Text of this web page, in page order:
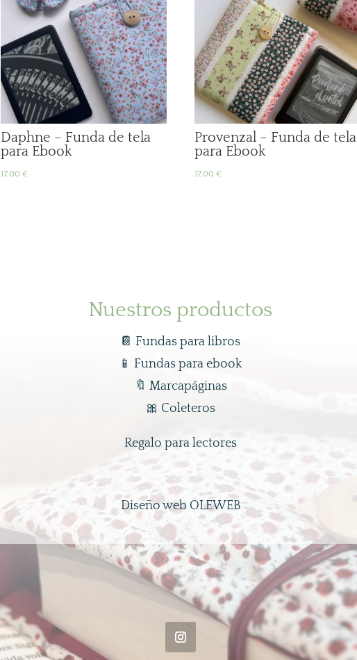
Daphne – Funda de tela
para Ebook
17,00€
Provenzal – Funda de tela
para Ebook
17,00€
Nuestros productos
📔 Fundas para libros
📱Fundas para ebook
🔖 Marcapáginas
🎀 Coleteros
Regalo para lectores
Diseño web OLEWEB